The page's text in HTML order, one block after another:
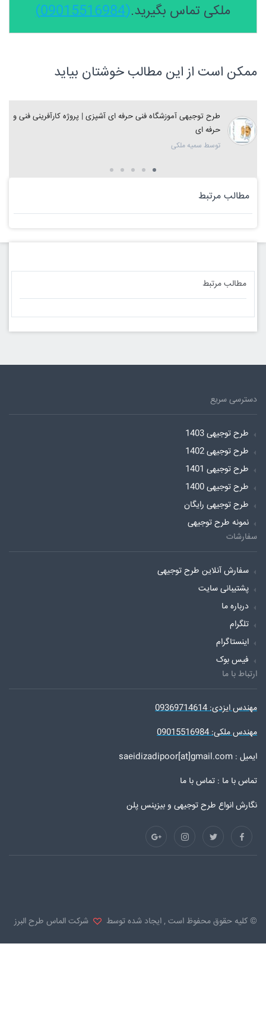
ملکی تماس بگیرید.(09015516984)
ممکن است از این مطالب خوشتان بیاید
طرح توجیهی آموزشگاه فنی حرفه ای آشپزی | پروژه کارآفرینی فنی و
حرفه ای
توسط سمیه ملکی
مطالب مرتبط
مطالب مرتبط
دسترسی سریع
طرح توجیهی 1403
طرح توجیهی 1402
طرح توجیهی 1401
طرح توجیهی 1400
طرح توجیهی رایگان
نمونه طرح توجیهی
سفارشات
سفارش آنلاین طرح توجیهی
پشتیبانی سایت
درباره ما
تلگرام
اینستاگرام
فیس بوک
ارتباط با ما
مهندس ایزدی: 09369714614
مهندس ملکی: 09015516984
ایمیل : saeidizadipoor[at]gmail.com
تماس با ما : تماس با ما
نگارش انواع طرح توجیهی و بیزینس پلن
© کلیه حقوق محفوظ است , ایجاد شده توسط شرکت الماس طرح البرز